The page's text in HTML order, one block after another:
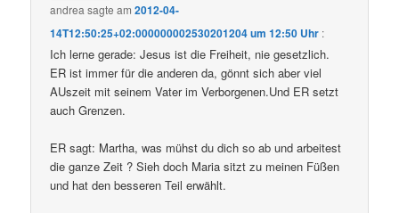
andrea sagte am2012-04-
14T12:50:25+02:000000002530201204 um 12:50 Uhr :
Ich lerne gerade: Jesus ist die Freiheit, nie gesetzlich.
ER ist immer für die anderen da, gönnt sich aber viel
AUszeit mit seinem Vater im Verborgenen.Und ER setzt
auch Grenzen.
ER sagt: Martha, was mühst du dich so ab und arbeitest
die ganze Zeit ? Sieh doch Maria sitzt zu meinen Füßen
und hat den besseren Teil erwählt.